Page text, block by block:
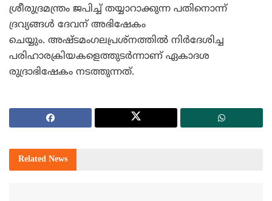
ശ്രീരുദ്രമന്ത്രം ജപിച്ച് തയ്യാറാക്കുന്ന പതിനൊന്ന്
ദ്രവ്യങ്ങള്‍ ദേവന് അഭിഷേകം
ചെയ്യും. അഷ്ടമംഗലപ്രശ്നത്തില്‍ നിര്‍ദേശിച്ച
പരിഹാരക്രിയകളെത്തുടര്‍ന്നാണ് ഏകാദശ
രുദ്രാഭിഷേകം നടത്തുന്നത്.
Related News